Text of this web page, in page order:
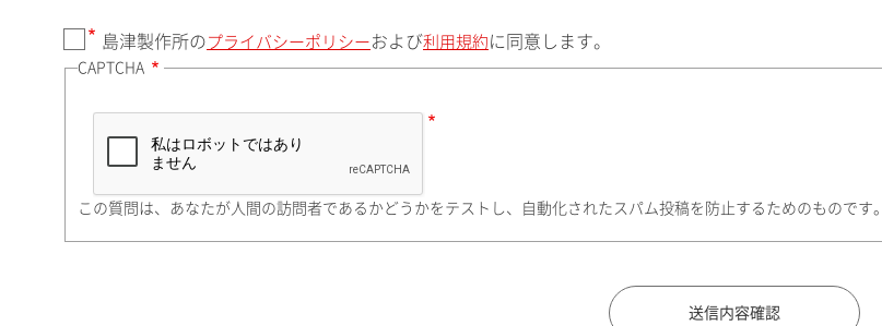
町名・番地（勤務先）
島津製作所の プライバシーポリシー および利用規約 に同意します。
CAPTCHA
この質問は、あなたが人間の訪問者であるかどうかをテストし、自動化されたスパム投稿を防止するためのものです。